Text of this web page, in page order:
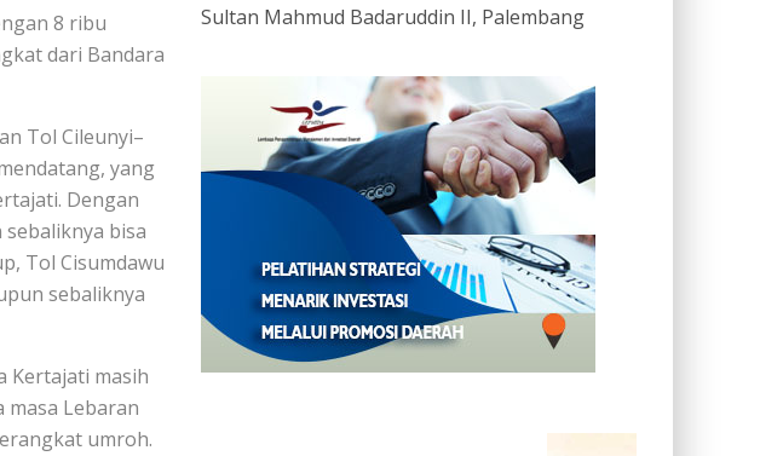
8 ribu
dari Bandara
Tol Cileunyi–
yang
Dengan
bisa
Tol Cisumdawu
sebaliknya
Kertajati masih
Lebaran
umroh.
Sultan Mahmud Badaruddin II, Palembang